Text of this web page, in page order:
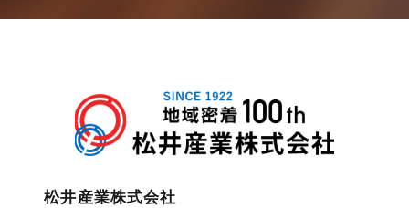
注文住宅施工事例
物件検索
2022年11月
松井産業株式会社